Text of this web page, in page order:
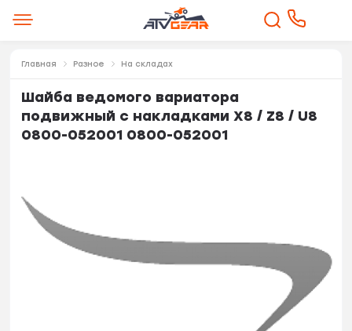
Главная Разное На складах
Шайба ведомого вариатора
подвижный с накладками X8 / Z8 / U8
0800-052001 0800-052001